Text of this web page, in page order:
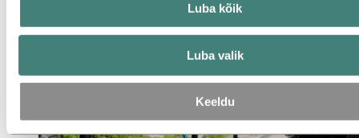
Luba kõik
Luba valik
Keeldu